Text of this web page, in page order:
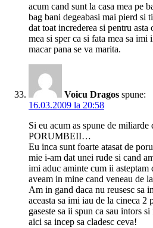
acum cand sunt la casa mea pe
bag bani degeabasi mai pierd si
dat toat increderea si pentru asta
mea si sper ca si fata mea sa imi
macar pana se va marita.
Voicu Dragos spune:
16.03.2009 la 20:58
Si eu acum as spune de
PORUMBEII…
Eu inca sunt foarte atasat de
mie i-am dat unei rude si cand
imi aduc aminte cum ii
aveam in mine cand veneau de
Am in gand daca nu reusesc sa
aceasta sa imi iau de la cineca 2
gaseste sa ii spun ca sau intors
aici sa incep sa cladesc ceva!